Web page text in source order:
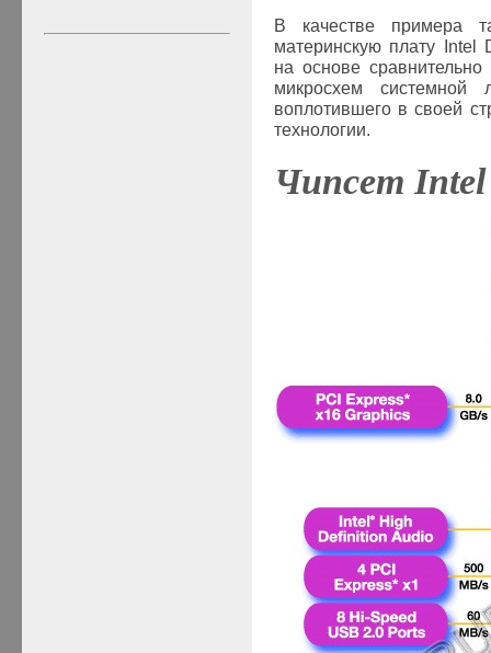
В качестве примера
материнскую плату Intel
на основе
микросхем
воплотившего в своей
технологии.
Чипсет Intel